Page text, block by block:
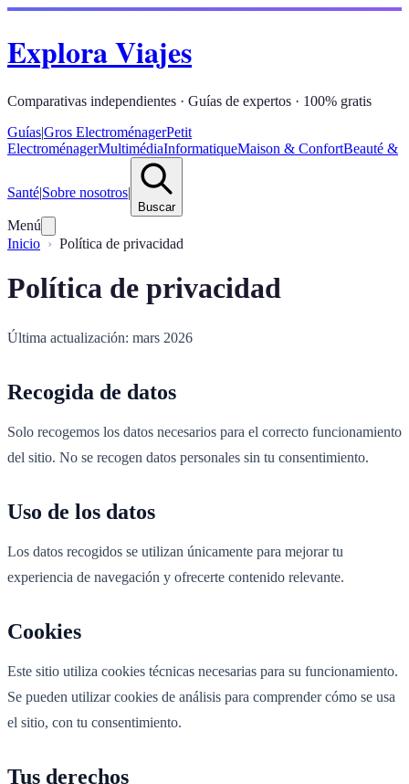
Explora Viajes
Comparativas independientes · Guías de expertos · 100% gratis
Guías|Gros ElectroménagerPetit
ElectroménagerMultimédiaInformatiqueMaison & ConfortBeauté &
Santé|Sobre nosotros|
Buscar
Menú
Inicio
Política de privacidad
Política de privacidad
Última actualización: mars 2026
Recogida de datos
Solo recogemos los datos necesarios para el correcto funcionamiento
del sitio. No se recogen datos personales sin tu consentimiento.
Uso de los datos
Los datos recogidos se utilizan únicamente para mejorar tu
experiencia de navegación y ofrecerte contenido relevante.
Cookies
Este sitio utiliza cookies técnicas necesarias para su funcionamiento.
Se pueden utilizar cookies de análisis para comprender cómo se usa
el sitio, con tu consentimiento.
Tus derechos